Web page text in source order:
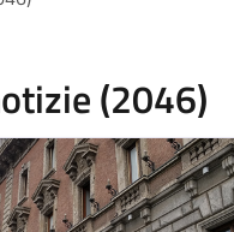
(2046)